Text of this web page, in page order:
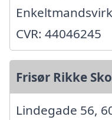
CVR: 44046245
Frisør Rikke
Lindegade 56,